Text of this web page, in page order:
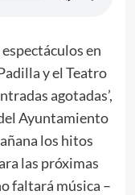
en
y el Teatro
agotadas’,
Ayuntamiento
los hitos
las próximas
faltará música –